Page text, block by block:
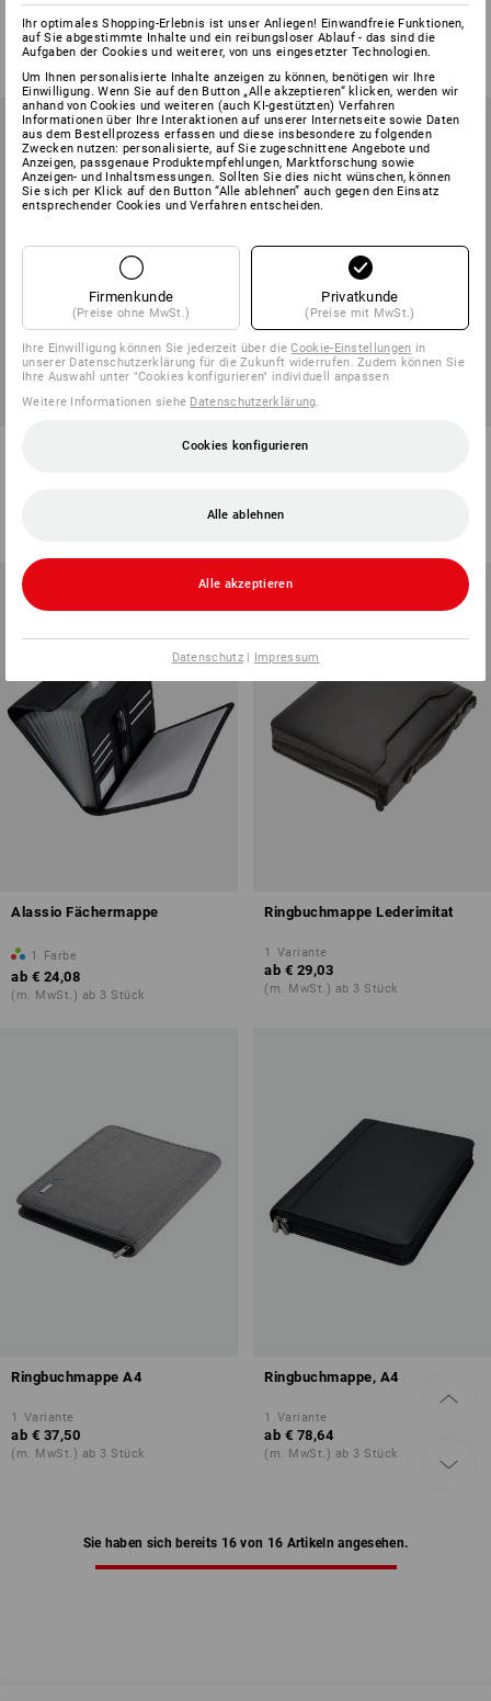
1 Farbe
ab € 7,13
1 Variante
ab € 21,77
(m. MwSt.) ab 3 Stück
Herlitz Hängeregistraturen Ordnertasche A4
ab
Alassio Fächermappe
1 Farbe
ab € 24,08
(m. MwSt.) ab 3 Stück
Ringbuchmappe Lederimitat
1 Variante
ab € 29,03
(m. MwSt.) ab 3 Stück
Ringbuchmappe A4
1 Variante
ab € 37,50
(m. MwSt.) ab 3 Stück
Ringbuchmappe, A4
1 Variante
ab € 78,64
(m. MwSt.) ab 3 Stück
Sie haben sich bereits 16 von 16 Artikeln angesehen.
Ihr optimales Shopping-Erlebnis ist unser Anliegen! Einwandfreie Funktionen,
auf Sie abgestimmte Inhalte und ein reibungsloser Ablauf - das sind die
Aufgaben der Cookies und weiterer, von uns eingesetzter Technologien.
Um Ihnen personalisierte Inhalte anzeigen zu können, benötigen wir Ihre
Einwilligung. Wenn Sie auf den Button „Alle akzeptieren“ klicken, werden wir
anhand von Cookies und weiteren (auch KI-gestützten) Verfahren
Informationen über Ihre Interaktionen auf unserer Internetseite sowie Daten
aus dem Bestellprozess erfassen und diese insbesondere zu folgenden
Zwecken nutzen: personalisierte, auf Sie zugeschnittene Angebote und
Anzeigen, passgenaue Produktempfehlungen, Marktforschung sowie
Anzeigen- und Inhaltsmessungen. Sollten Sie dies nicht wünschen, können
Sie sich per Klick auf den Button “Alle ablehnen” auch gegen den Einsatz
entsprechender Cookies und Verfahren entscheiden.
Firmenkunde
(Preise ohne MwSt.)
Privatkunde
(Preise mit MwSt.)
Ihre Einwilligung können Sie jederzeit über dieCookie-Einstellungen in
unserer Datenschutzerklärung für die Zukunft widerrufen. Zudem können Sie
Ihre Auswahl unter "Cookies konfigurieren" individuell anpassen
Weitere Informationen siehe Datenschutzerklärung.
Cookies konfigurieren
Alle ablehnen
Alle akzeptieren
Datenschutz| Impressum